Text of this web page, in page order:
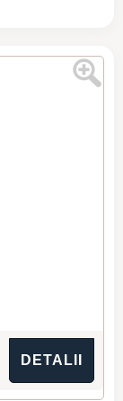
DETALII